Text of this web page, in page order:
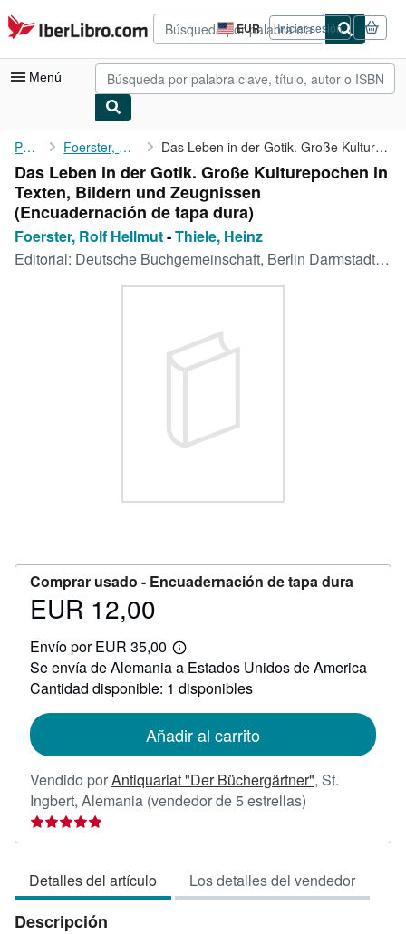
Pasar al contenido principal
IberLibro.com EUR
Preferencias
de
compra
del
Iniciar sesión
Menú
Mi cuenta
Consultar mis pedidos
Búsqueda avanzada
Colecciones
CERRAR
Portada Foerster, Rolf Hellmut Das Leben in der Gotik. Große Kulturepochen in Texten, Bildern ...
Das Leben in der Gotik. Große Kulturepochen in
Texten, Bildern und Zeugnissen
(Encuadernación de tapa dura)
Foerster, Rolf Hellmut-Thiele, Heinz
Editorial: Deutsche Buchgemeinschaft, Berlin Darmstadt wien, 1969
Comprar usado - Encuadernación de tapa dura
Precio
12,00
EUR 12,00
Envío por EUR 35,00
Más
información
sobre
las
envío
Se envía de Alemania a Estados Unidos de America
Cantidad disponible: 1 disponibles
Añadir al carrito
Vendido porAntiquariat "Der Büchergärtner", St.
Ingbert, Alemania (vendedor de 5 estrellas)
vendedor:
de
5
Detalles del artículo Los detalles del vendedor
Descripción